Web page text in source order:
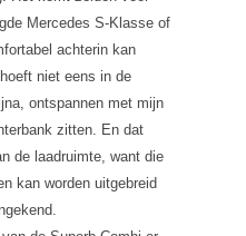
Mercedes S-Klasse of
achterin kan
niet eens in de
ontspannen met mijn
zitten. En dat
de laadruimte, want die
kan worden uitgebreid